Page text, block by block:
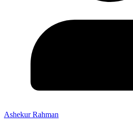
Ashekur Rahman